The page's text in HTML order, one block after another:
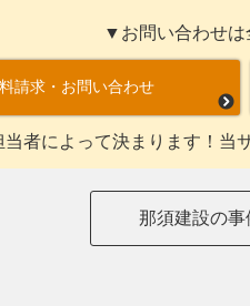
▼お問い合わせは
請求・お問い合わせ
者によって決まります！当
那須建設の事